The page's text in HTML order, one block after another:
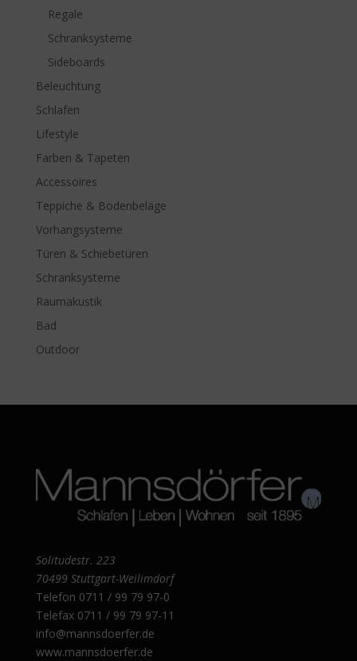
Regale
Schranksysteme
Sideboards
Beleuchtung
Schlafen
Lifestyle
Farben & Tapeten
Accessoires
Teppiche & Bodenbeläge
Vorhangsysteme
Türen & Schiebetüren
Schranksysteme
Raumakustik
Bad
Outdoor
Solitudestr. 223
70499 Stuttgart-Weilimdorf
Telefon 0711 / 99 79 97-0
Telefax 0711 / 99 79 97-11
info@mannsdoerfer.de
www.mannsdoerfer.de